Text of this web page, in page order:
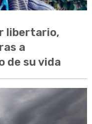
libertario,
a
de su vida